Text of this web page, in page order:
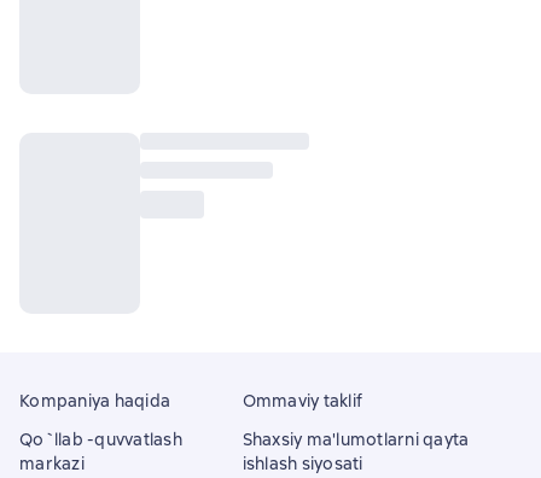
Kompaniya haqida
Qo`llab -quvvatlash
markazi
Ommaviy taklif
Shaxsiy ma'lumotlarni qayta
ishlash siyosati